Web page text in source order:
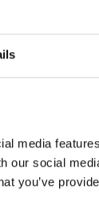
media
our social
you’ve
zdjęciem
zmieniający
osoby.